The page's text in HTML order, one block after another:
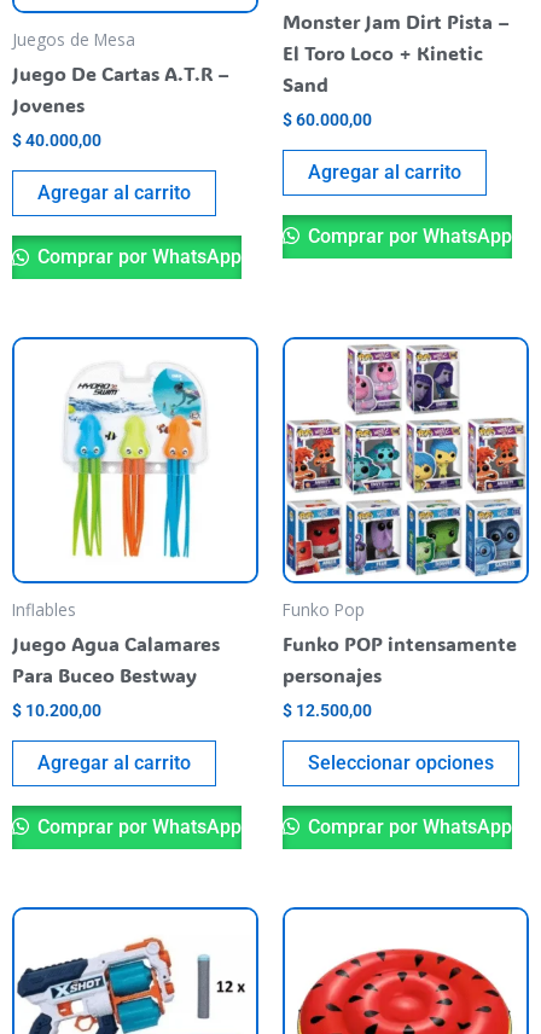
Juegos de Mesa
Juego De Cartas A.T.R –
Jovenes
$40.000,00
Agregar al carrito
Comprar por WhatsApp
Monster Jam Dirt Pista –
El Toro Loco + Kinetic
Sand
$60.000,00
Agregar al carrito
Comprar por WhatsApp
Inflables
Juego Agua Calamares
Para Buceo Bestway
$ 10.200,00
Agregar al carrito
Comprar por WhatsApp
Funko Pop
Funko POP intensamente
personajes
$ 12.500,00
Seleccionar opciones
Comprar por WhatsApp